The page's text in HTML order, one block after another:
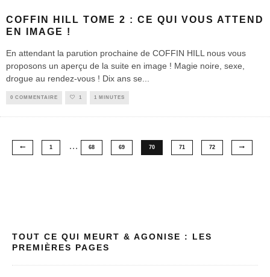
COFFIN HILL TOME 2 : CE QUI VOUS ATTEND
EN IMAGE !
En attendant la parution prochaine de COFFIN HILL nous vous
proposons un aperçu de la suite en image ! Magie noire, sexe,
drogue au rendez-vous ! Dix ans se
0 COMMENTAIRE 1 1 MINUTES
1 … 68 69 70 71 72
TOUT CE QUI MEURT & AGONISE : LES
PREMIÈRES PAGES